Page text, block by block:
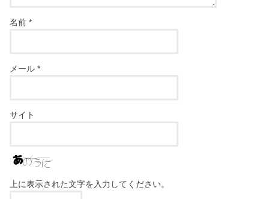
名前*
メール*
サイト
上に表示された文字を入力してください。